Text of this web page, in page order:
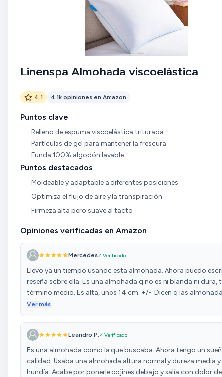
Linenspa Almohada viscoelástica
4.1 4.1k opiniones en Amazon
Puntos clave
Relleno de espuma viscoelástica triturada
Partículas de gel para mantener la frescura
Funda 100% algodón lavable
Puntos destacados
Moldeable y adaptable a diferentes posiciones
Optimiza el flujo de aire y la transpiración
Firmeza alta pero suave al tacto
Opiniones verificadas en Amazon
Mercedes✓ Verificado
Llevo ya un tiempo usando esta almohada. Ahora puedo
reseña sobre ella. Es una almohada q no es ni blanda ni dura,
término medio. Es alta, unos 14 cm. +/-. Dicen q las
para q no te hagan daño en el cuello, no deben superar los 15
almohada de estas características, poliuretano en trocitos.
rápido la forma. No es latex, no me gusta el latex. Lo he
tiempo y me levantaba con unos dolores de cabeza y de
terribles, mi marido también. Descubrí este tipo de relleno y
encontrar una almohada con estas características. Muy
Ver más
Leandro P.✓ Verificado
Es una almohada como la que buscaba. Ahora tengo un
calidad. Usaba una almohada altura normal y dureza media y
hundía. Acabe por ponerle cojines debajo y salía con dolor